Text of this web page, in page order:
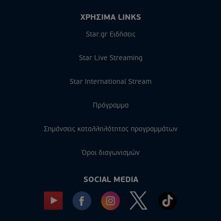
ΧΡΗΣΙΜΑ LINKS
Star.gr Ειδήσεις
Star Live Streaming
Star International Stream
Πρόγραμμα
Σημάνσεις καταλληλότητας προγραμμάτων
Όροι διαγωνισμών
SOCIAL MEDIA